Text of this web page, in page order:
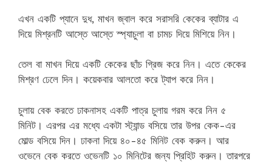
এখন একটি প্যানে দুধ, মাখন জ্বাল করে সরাসরি কেকের ব্যাটার এ
দিয়ে মিশ্রনটি আস্তে আস্তে স্প্যাচুলা বা চামচ দিয়ে মিশিয়ে নিন।
তেল বা মাখন দিয়ে একটি কেকের ছাঁচ গ্রিজ করে নিন। এতে কেকের
মিশ্রণ ঢেলে দিন। কয়েকবার আলতো করে ট্যাপ করে নিন।
চুলায় বেক করতে ঢাকনাসহ একটি পাত্র চুলায় গরম করে নিন ৫
মিনিট। এরপর এর মধ্যে একটা স্ট্যান্ড বসিয়ে তার উপর কেক-এর
মোল্ড বসিয়ে দিন। ঢাকনা দিয়ে ৪০-৪৫ মিনিট বেক করুন। আর
ওভেনে বেক করতে ওভেনটি ১০ ​​মিনিটের জন্য প্রিহিট করুন। তারপরে